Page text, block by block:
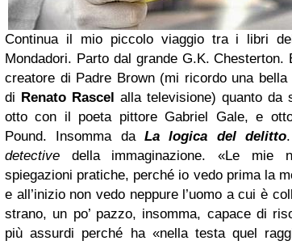
Continua il mio piccolo viaggio tra i libri
Mondadori. Parto dal grande G.K. Chesterton.
creatore di Padre Brown (mi ricordo una bella
di Renato Rascel alla televisione) quanto da
otto con il poeta pittore Gabriel Gale, e
Pound. Insomma da La logica del delitto
detective della immaginazione.«Le mie
spiegazioni pratiche, perché io vedo prima la
e all’inizio non vedo neppure l’uomo a cui è
strano, un po’ pazzo, insomma, capace di
più assurdi perché ha «nella testa quel